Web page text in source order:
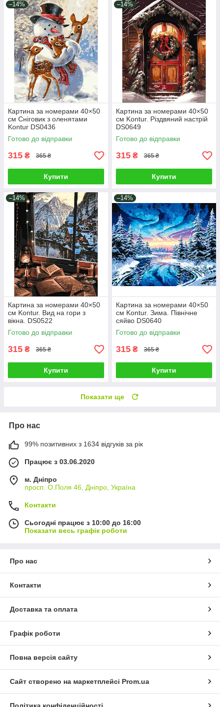
–14%
Картина за номерами 40×50
см Сніговик з оленятами
Kontur DS0436
Готово до відправки
315 ₴ 365 ₴
Купити
–14%
Картина за номерами 40×50
см Kontur. Різдвяний настрій
DS0649
Готово до відправки
315 ₴ 365 ₴
Купити
–14%
Картина за номерами 40×50
см Kontur. Вид на гори з
вікна. DS0522
Готово до відправки
315 ₴ 365 ₴
Купити
–14%
Картина за номерами 40×50
см Kontur. Зима. Північне
сяйво DS0640
Готово до відправки
315 ₴ 365 ₴
Купити
Показати ще
Про нас
99% позитивних з 1634 відгуків за рік
Працює з 03.06.2020
м. Дніпро
просп. О.Поля 46, Дніпро, Україна
Контакти
Сьогодні працює з 10:00 до 16:00
Показати весь графік роботи
Про нас
Контакти
Доставка та оплата
Графік роботи
Повна версія сайту
Сайт створено на маркетплейсі Prom.ua